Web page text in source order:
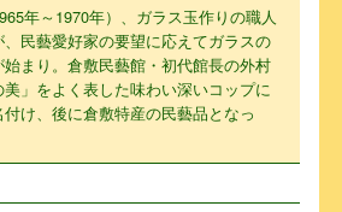
年～1970年）、ガラス玉作りの職人
民藝愛好家の要望に応えてガラスの
まり。倉敷民藝館・初代館長の外村
」をよく表した味わい深いコップに
付け、後に倉敷特産の民藝品となっ